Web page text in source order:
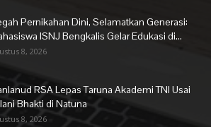
Pernikahan Dini, Selamatkan Generasi:
ISNJ Bengkalis Gelar Edukasi di...
8, 2026
RSA Lepas Taruna Akademi TNI Usai
Bhakti di Natuna
8, 2026